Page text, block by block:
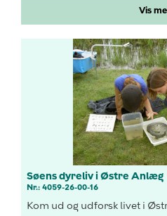
Vis
Søens dyreliv i Østre Anlæg
Nr.: 4059-26-00-16
Kom ud og udforsk livet i